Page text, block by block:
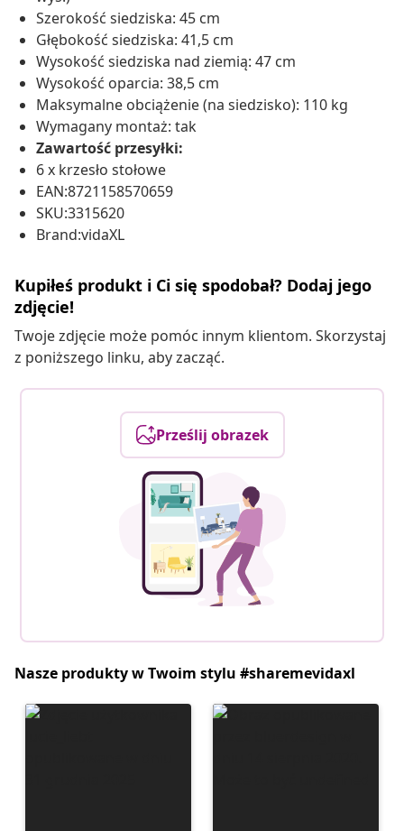
Szerokość siedziska: 45 cm
Głębokość siedziska: 41,5 cm
Wysokość siedziska nad ziemią: 47 cm
Wysokość oparcia: 38,5 cm
Maksymalne obciążenie (na siedzisko): 110 kg
Wymagany montaż: tak
Zawartość przesyłki:
6 x krzesło stołowe
EAN:8721158570659
SKU:3315620
Brand:vidaXL
Kupiłeś produkt i Ci się spodobał? Dodaj jego
zdjęcie!
Twoje zdjęcie może pomóc innym klientom. Skorzystaj
z poniższego linku, aby zacząć.
Prześlij obrazek
Nasze produkty w Twoim stylu #sharemevidaxl